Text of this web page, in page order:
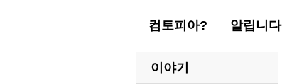
컴토피아? 알립니다
이야기